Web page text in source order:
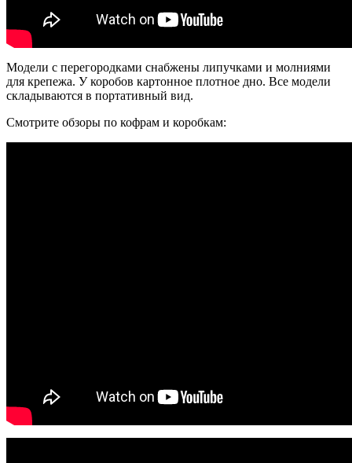
Модели с перегородками снабжены липучками и молниями
для крепежа. У коробов картонное плотное дно. Все модели
складываются в портативный вид.
Смотрите обзоры по кофрам и коробкам: